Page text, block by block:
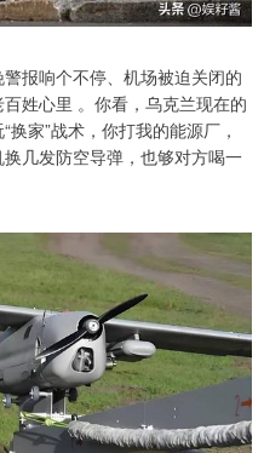
报响个不停、机场被迫关闭的
姓心里 。你看，乌克兰现在的
家”战术，你打我的能源厂，
几发防空导弹，也够对方喝一